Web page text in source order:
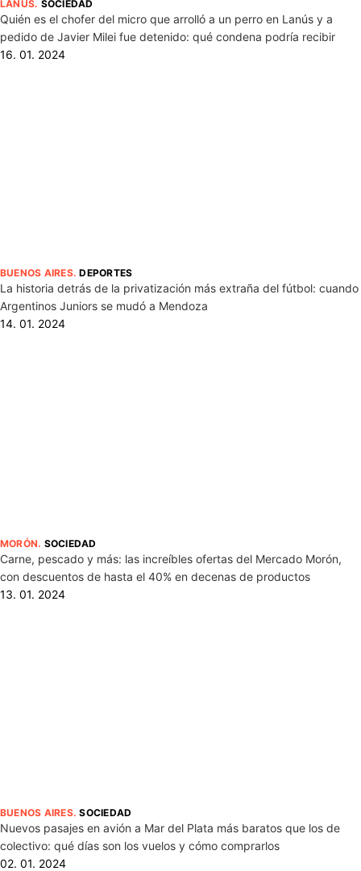
LANÚS. SOCIEDAD
Quién es el chofer del micro que arrolló a un perro en Lanús y a
pedido de Javier Milei fue detenido: qué condena podría recibir
16. 01. 2024
BUENOS AIRES.DEPORTES
La historia detrás de la privatización más extraña del fútbol: cuando
Argentinos Juniors se mudó a Mendoza
14. 01. 2024
MORÓN. SOCIEDAD
Carne, pescado y más: las increíbles ofertas del Mercado Morón,
con descuentos de hasta el 40% en decenas de productos
13. 01. 2024
BUENOS AIRES.SOCIEDAD
Nuevos pasajes en avión a Mar del Plata más baratos que los de
colectivo: qué días son los vuelos y cómo comprarlos
02. 01. 2024